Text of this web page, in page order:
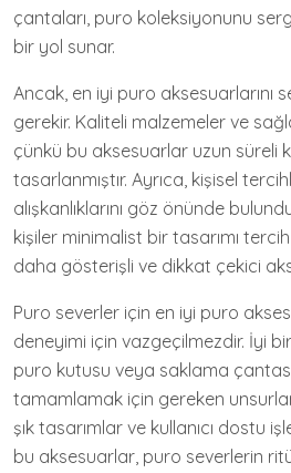
çantaları, puro koleksiyonunu
bir yol sunar.
Ancak, en iyi puro aksesuarlarını
gerekir. Kaliteli malzemeler ve
çünkü bu aksesuarlar uzun süreli
tasarlanmıştır. Ayrıca, kişisel
alışkanlıklarını göz önünde
kişiler minimalist bir tasarımı
daha gösterişli ve dikkat çekici
Puro severler için en iyi puro
deneyimi için vazgeçilmezdir. İyi
puro kutusu veya saklama
tamamlamak için gereken
şık tasarımlar ve kullanıcı dostu
bu aksesuarlar, puro severlerin